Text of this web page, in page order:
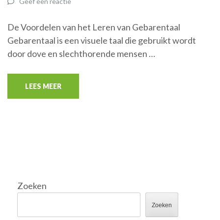
De Voordelen van het Leren van Gebarentaal
Gebarentaal is een visuele taal die gebruikt wordt
door dove en slechthorende mensen …
LEES MEER
Zoeken
Zoeken